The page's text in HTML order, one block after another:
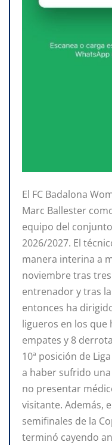
El FC Badalona
Marc Ballester
equipo del
2026/2027. El
manera interina a
noviembre tras
entrenador y tras
entonces ha
ligueros en los que
empates y 8
10ª posición de
a haber sufrido
no presentar
visitante. Además,
semifinales de la
terminó cayendo